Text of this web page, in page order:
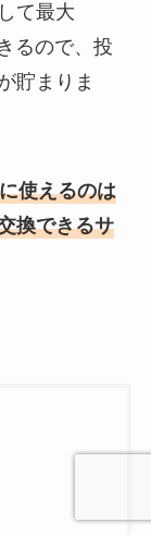
て最大
るので、投
貯まりま
使えるのは
換できるサ